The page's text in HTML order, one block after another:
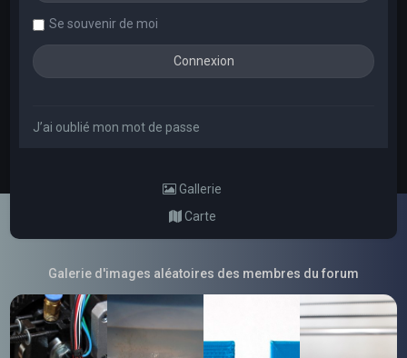
Se souvenir de moi
J’ai oublié mon mot de passe
Gallerie
Carte
Galerie d'images aléatoires des membres du forum